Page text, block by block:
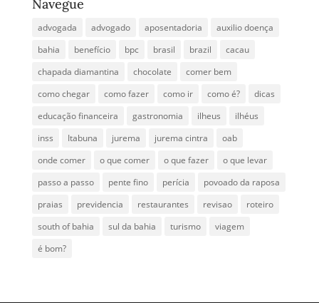
Navegue
advogada advogado aposentadoria
auxilio doença
bahia
benefício bpc brasil brazil
cacau
chapada diamantina
chocolate
comer bem
como chegar
como fazer como ir como é?
dicas
educação financeira
gastronomia ilheus
ilhéus
inss
Itabuna jurema jurema cintra
oab
onde comer
o que comer o que fazer
o que levar
passo a passo
pente fino perícia
povoado da raposa
praias
previdencia restaurantes revisao
roteiro
south of bahia
sul da bahia turismo
viagem
é bom?